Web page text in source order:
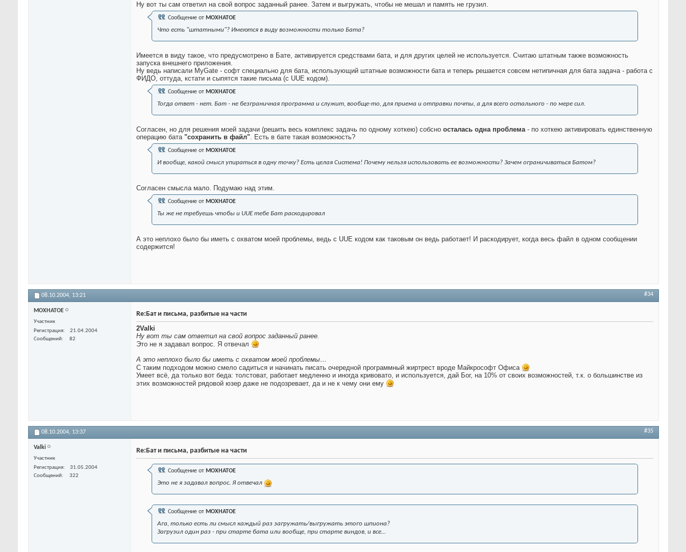
Ну вот ты сам ответил на свой вопрос заданный ранее. Затем и выгружать, чтобы не мешал и память не грузил.
Сообщение от MOXHATOE
Что есть "штатными"? Имеются в виду возможности только Бата?
Имеется в виду такое, что предусмотрено в Бате, активируется средствами бата, и для других целей не используется. Считаю штатным также возможность
запуска внешнего приложения.
Ну ведь написали MyGate - софт специально для бата, использующий штатные возможности бата и теперь решается совсем нетипичная для бата задача - работа с
ФИДО, оттуда, кстати и сыпятся такие письма (с UUE кодом).
Сообщение от MOXHATOE
Тогда ответ - нет. Бат - не безграничная программа и служит, вообще-то, для приема и отправки почты, а для всего остального - по мере сил.
Согласен, но для решения моей задачи (решить весь комплекс задачь по одному хоткею) собсно осталась одна проблема- по хоткею активировать единственную
операцию бата "сохранить в файл". Есть в бате такая возможность?
Сообщение от MOXHATOE
И вообще, какой смысл упираться в одну точку? Есть целая Система! Почему нельзя использовать ее возможности? Зачем ограничиваться Батом?
Согласен смысла мало. Подумаю над этим.
Сообщение от MOXHATOE
Ты же не требуешь чтобы и UUE тебе Бат раскодировал
А это неплохо было бы иметь с охватом моей проблемы, ведь с UUE кодом как таковым он ведь работает! И раскодирует, когда весь файл в одном сообщении
содержится!
08.10.2004, 13:21 #34
MOXHATOE
Участник
Регистрация
21.04.2004
Сообщений
82
Re:Бат и письма, разбитые на части
2Valki
Ну вот ты сам ответил на свой вопрос заданный ранее.
Это не я задавал вопрос. Я отвечал
А это неплохо было бы иметь с охватом моей проблемы…
С таким подходом можно смело садиться и начинать писать очередной программный жиртрест вроде Майкрософт Офиса
Умеет всё, да только вот беда: толстоват, работает медленно и иногда кривовато, и используется, дай Бог, на 10% от своих возможностей, т.к. о большинстве из
этих возможностей рядовой юзер даже не подозревает, да и не к чему они ему
08.10.2004, 13:37 #35
Valki
Участник
Регистрация
31.05.2004
Сообщений
322
Re:Бат и письма, разбитые на части
Сообщение от MOXHATOE
Это не я задавал вопрос. Я отвечал
Сообщение от MOXHATOE
Ага, только есть ли смысл каждый раз загружать/выгружать этого шпиона?
Загрузил один раз - при старте бата или вообще, при старте виндов, и все…